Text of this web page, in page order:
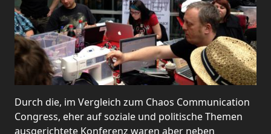
Durch die, im Vergleich zum Chaos Communication
Congress, eher auf soziale und politische Themen
ausgerichtete Konferenz waren aber neben